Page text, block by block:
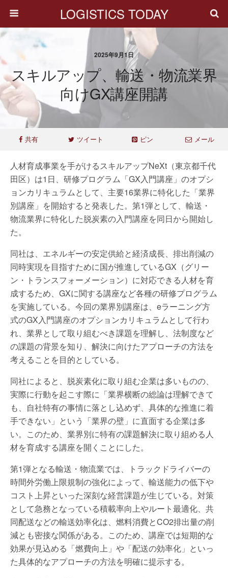
LOGISTICS TODAY
2025年9月1日
スキルアップ、輸送・物流業界
向けGX講座開講
共有 ツイート ピン メール
人材育成事業を手がけるスキルアップNeXt（東京都千代
田区）は1日、研修プログラム「GX入門講座」のオプシ
ョンカリキュラムとして、主要16業界に特化した「業界
別講座」を開始すると発表した。第1弾として、輸送・
物流業界に特化した脱炭素の入門講座を同日から開始し
た。
同社は、エネルギーの安定供給と経済成長、排出削減の
同時実現を目指すために国が推進しているGX（グリー
ン・トランスフォーメーション）に対応できる人材を育
成するため、GXに関する講座など各種の研修プログラム
を実施している。今回の業界別講座は、eラーニング方
式のGX入門講座のオプションカリキュラムとして行わ
れ、業界として取り組むべき課題を理解し、法制度など
の課題の背景を知り、解決に向けたアプローチの方法を
考えることを目的としている。
同社によると、脱炭素化に取り組む企業は多いものの、
実際に行動を起こす際に「業界横断の総論は理解できて
も、自社特有の事情に落とし込めず、具体的な推進に着
手できない」という「業界の壁」に直面する企業は多
い。このため、業界別に特有の課題解決に取り組める人
材を育成する講座を開くことにした。
第1弾となる輸送・物流業では、トラックドライバーの
時間外労働上限規制の強化によって、輸送能力の低下や
コスト上昇といった深刻な経営課題が生じている。対策
として急務となっている積載率向上やルート最適化、共
同配送などの輸送効率化は、燃料消費とCO2排出量の削
減とも密接な関係がある。このため、講座では短期的な
効果が見込める「燃費向上」や「配送の効率化」といっ
た具体的なアプローチの方法を明確に提示する。